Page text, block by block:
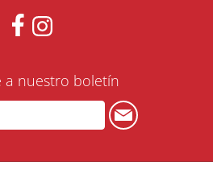
a nuestro boletín